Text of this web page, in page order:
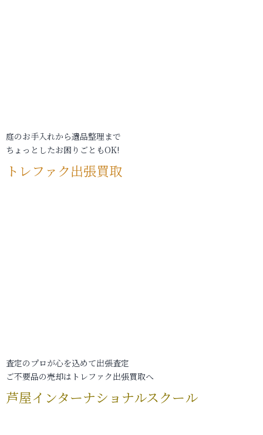
庭のお手入れから遺品整理まで
ちょっとしたお困りごともOK!
トレファク出張買取
査定のプロが心を込めて出張査定
ご不要品の売却はトレファク出張買取へ
芦屋インターナショナルスクール